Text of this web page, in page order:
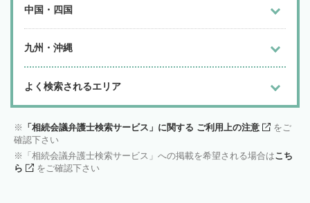
中国・四国
九州・沖縄
よく検索されるエリア
「相続会議弁護士検索サービス」に関する ご利用上の注意
をご
確認下さい
「相続会議弁護士検索サービス」への掲載を希望される場合はこち
ら
をご確認下さい